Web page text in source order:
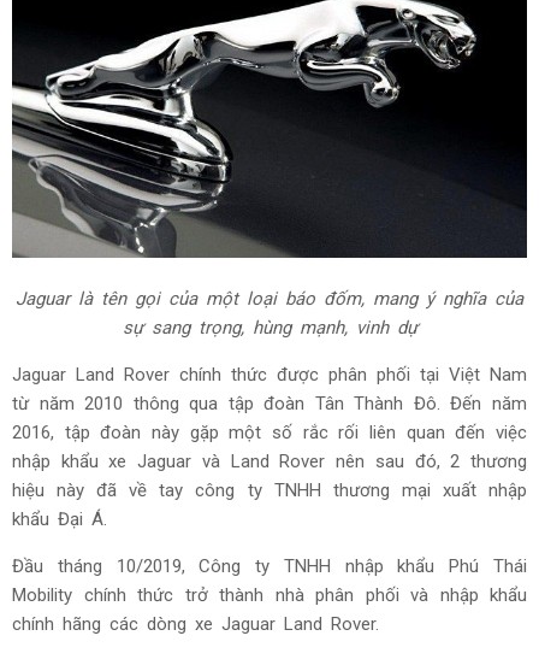
Jaguar là tên gọi của một loại báo đốm, mang ý nghĩa của
sự sang trọng, hùng mạnh, vinh dự
Jaguar Land Rover chính thức được phân phối tại Việt Nam
từ năm 2010 thông qua tập đoàn Tân Thành Đô. Đến năm
2016, tập đoàn này gặp một số rắc rối liên quan đến việc
nhập khẩu xe Jaguar và Land Rover nên sau đó, 2 thương
hiệu này đã về tay công ty TNHH thương mại xuất nhập
khẩu Đại Á.
Đầu tháng 10/2019, Công ty TNHH nhập khẩu Phú Thái
Mobility chính thức trở thành nhà phân phối và nhập khẩu
chính hãng các dòng xe Jaguar Land Rover.